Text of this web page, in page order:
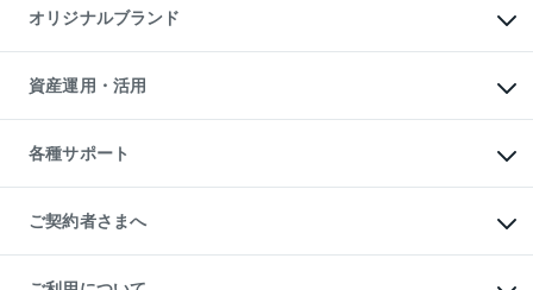
アパート経営
収益物件
ビル購入（ビル一棟）
投資用不動産の売却査定
事業用不動産の売却査定
マンションライブラリー
人気マンションランキング
暮らしに役立つ不動産メディア
不動産相場・不動産価格情報
不動産コラム・ニュース
不動産用語集
不動産なんでもネット相談室
住まいの税金
オリジナルブランド
一棟リノベーションマンション
L`GENTE（ルジェンテ）
区分リノベーションマンション
投資用一棟レジデンスWELL
不動産小口投資
LEGACIA（レガシア）
資産運用・活用
不動産M&A
アセットマネジメント・出資
各種サポート
相続サポート
リフォームサポート
ご契約者さまへ
ご紹介・再契約特典